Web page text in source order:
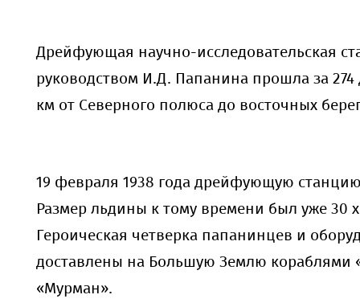
Дрейфующая научно-исследовательская
руководством И.Д. Папанина прошла за 274
км от Северного полюса до восточных
19 февраля 1938 года дрейфующую
Размер льдины к тому времени был уже 30
Героическая четверка папанинцев и
доставлены на Большую Землю кораблями
«Мурман».